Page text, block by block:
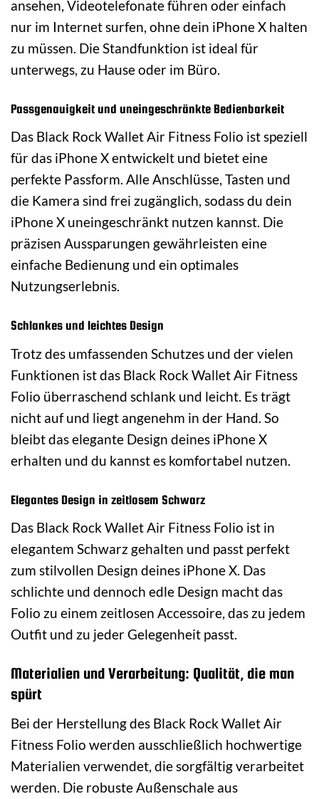
ansehen, Videotelefonate führen oder einfach
nur im Internet surfen, ohne dein iPhone X halten
zu müssen. Die Standfunktion ist ideal für
unterwegs, zu Hause oder im Büro.
Passgenauigkeit und uneingeschränkte Bedienbarkeit
Das Black Rock Wallet Air Fitness Folio ist speziell
für das iPhone X entwickelt und bietet eine
perfekte Passform. Alle Anschlüsse, Tasten und
die Kamera sind frei zugänglich, sodass du dein
iPhone X uneingeschränkt nutzen kannst. Die
präzisen Aussparungen gewährleisten eine
einfache Bedienung und ein optimales
Nutzungserlebnis.
Schlankes und leichtes Design
Trotz des umfassenden Schutzes und der vielen
Funktionen ist das Black Rock Wallet Air Fitness
Folio überraschend schlank und leicht. Es trägt
nicht auf und liegt angenehm in der Hand. So
bleibt das elegante Design deines iPhone X
erhalten und du kannst es komfortabel nutzen.
Elegantes Design in zeitlosem Schwarz
Das Black Rock Wallet Air Fitness Folio ist in
elegantem Schwarz gehalten und passt perfekt
zum stilvollen Design deines iPhone X. Das
schlichte und dennoch edle Design macht das
Folio zu einem zeitlosen Accessoire, das zu jedem
Outfit und zu jeder Gelegenheit passt.
Materialien und Verarbeitung: Qualität, die man
spürt
Bei der Herstellung des Black Rock Wallet Air
Fitness Folio werden ausschließlich hochwertige
Materialien verwendet, die sorgfältig verarbeitet
werden. Die robuste Außenschale aus